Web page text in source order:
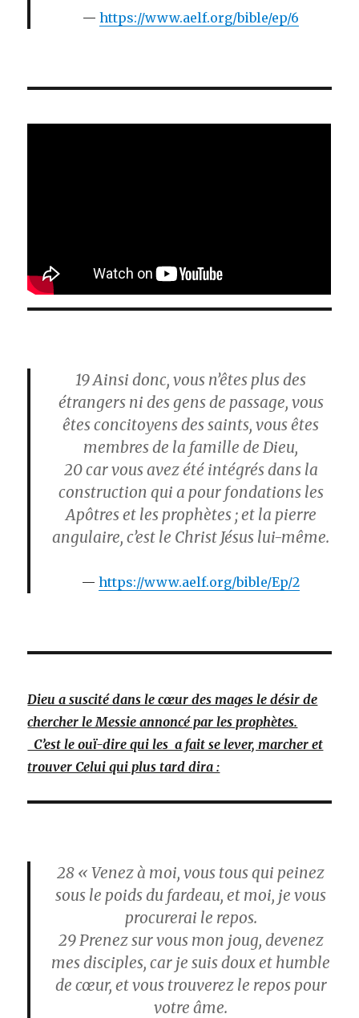
https://www.aelf.org/bible/ep/6
19Ainsi donc, vous n’êtes plus des
étrangers ni des gens de passage, vous
êtes concitoyens des saints, vous êtes
membres de la famille de Dieu,
20car vous avez été intégrés dans la
construction qui a pour fondations les
Apôtres et les prophètes ; et la pierre
angulaire, c’est le Christ Jésus lui-même.
https://www.aelf.org/bible/Ep/2
Dieu a suscité dans le cœur des mages le désir de
chercher le Messie annoncé par les prophètes.
C’est le ouï-dire qui les a fait se lever, marcher et
trouver Celui qui plus tard dira :
28 « Venez à moi, vous tous qui peinez
sous le poids du fardeau, et moi, je vous
procurerai le repos.
29Prenez sur vous mon joug, devenez
mes disciples, car je suis doux et humble
de cœur, et vous trouverez le repos pour
votre âme.